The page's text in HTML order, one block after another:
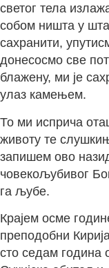
светог тела
собом ништа у
сахранити,
донесосмо све
блажену, ми је
улаз камењем.
То ми исприча
животу те
запишем ово
човекољубивог
га љубе.
Крајем осме
преподобни
сто седам